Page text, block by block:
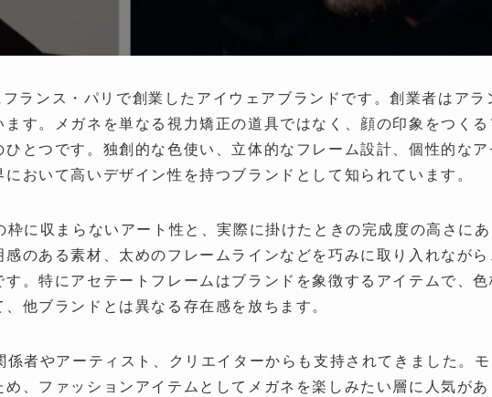
ンス・パリで創業したアイウェアブランドです。創業者はアラ
す。メガネを単なる視力矯正の道具ではなく、顔の印象をつくる
とつです。独創的な色使い、立体的なフレーム設計、個性的な
おいて高いデザイン性を持つブランドとして知られています。
に収まらないアート性と、実際に掛けたときの完成度の高さにあ
のある素材、太めのフレームラインなどを巧みに取り入れなが
。特にアセテートフレームはブランドを象徴するアイテムで、
他ブランドとは異なる存在感を放ちます。
者やアーティスト、クリエイターからも支持されてきました。
、ファッションアイテムとしてメガネを楽しみたい層に人気が